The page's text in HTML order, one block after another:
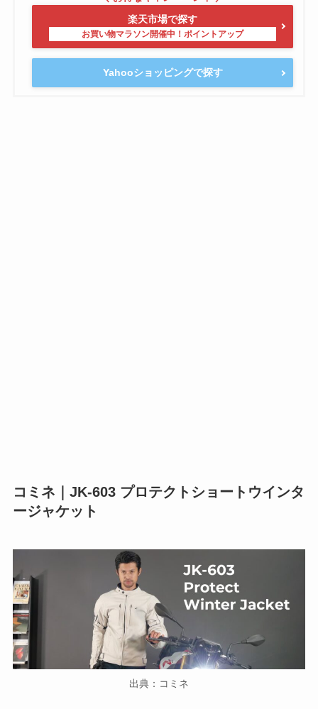
楽天市場で探す
Yahooショッピングで探す
コミネ｜JK-603 プロテクトショートウインタ
ージャケット
出典：コミネ